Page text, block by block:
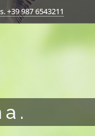
+39 987 6543211